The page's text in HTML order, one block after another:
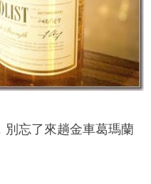
別忘了來趟金車葛瑪蘭